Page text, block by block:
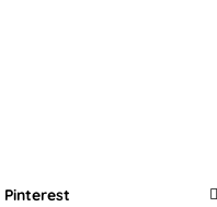
Pinterest